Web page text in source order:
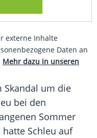
externe Inhalte
Daten an
Mehr dazu in unseren
Skandal um die
bei den
Sommer
Schleu auf